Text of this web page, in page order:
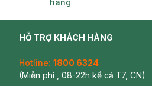
hàng
HỖ TRỢ KHÁCH HÀNG
Hotline: 1800 6324
(Miễn phí , 08-22h kể cả T7, CN)